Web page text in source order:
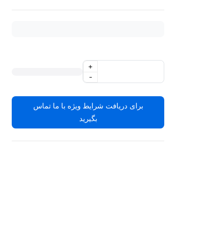
-
+
برای دریافت شرایط ویژه با ما تماس
بگیرید